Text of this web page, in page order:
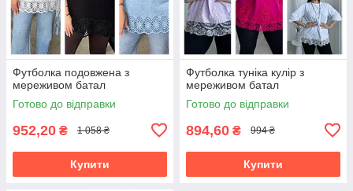
Футболка подовжена з
мереживом батал
Готово до відправки
952,20 ₴ 1 058 ₴
Купити
Футболка туніка кулір з
мереживом батал
Готово до відправки
894,60 ₴ 994 ₴
Купити